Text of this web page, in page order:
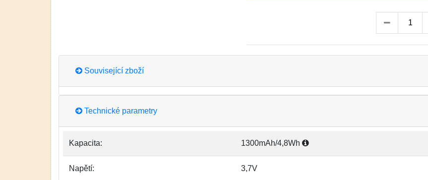
Související zboží
Technické parametry
Kapacita: 1300mAh/4,8Wh
Napětí: 3,7V